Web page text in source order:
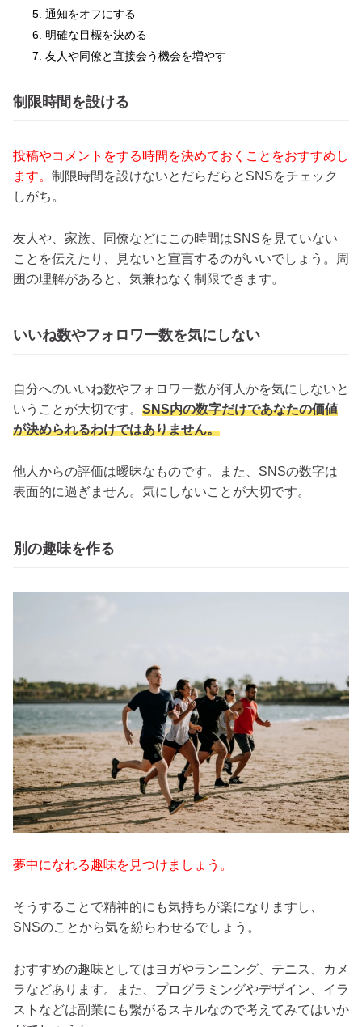
通知をオフにする
明確な目標を決める
友人や同僚と直接会う機会を増やす
制限時間を設ける
投稿やコメントをする時間を決めておくことをおすすめし
ます。 制限時間を設けないとだらだらとSNSをチェック
しがち。
友人や、家族、同僚などにこの時間はSNSを見ていない
ことを伝えたり、見ないと宣言するのがいいでしょう。周
囲の理解があると、気兼ねなく制限できます。
いいね数やフォロワー数を気にしない
自分へのいいね数やフォロワー数が何人かを気にしないと
いうことが大切です。 SNS内の数字だけであなたの価値
が決められるわけではありません。
他人からの評価は曖昧なものです。また、SNSの数字は
表面的に過ぎません。気にしないことが大切です。
別の趣味を作る
夢中になれる趣味を見つけましょう。
そうすることで精神的にも気持ちが楽になりますし、
SNSのことから気を紛らわせるでしょう。
おすすめの趣味としてはヨガやランニング、テニス、カメ
ラなどあります。また、プログラミングやデザイン、イラ
ストなどは副業にも繋がるスキルなので考えてみてはいか